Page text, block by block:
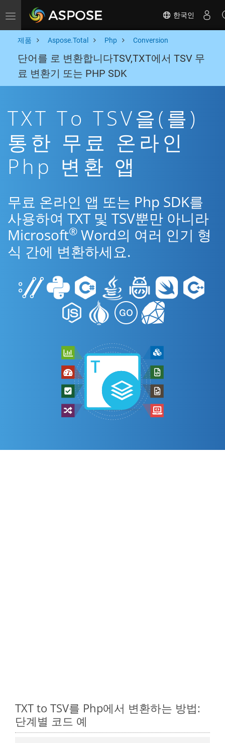
Toggle navigation 한국인
제품 Aspose.Total Php Conversion
단어를 로 변환합니다TSV,TXT에서 TSV 무
료 변환기 또는 PHP SDK
TXT To TSV을(를)
통한 무료 온라인
Php 변환 앱
무료 온라인 앱 또는 Php SDK를
사용하여 TXT 및 TSV뿐만 아니라
Microsoft® Word의 여러 인기 형
식 간에 변환하세요.
TXT to TSV를 Php에서 변환하는 방법:
단계별 코드 예